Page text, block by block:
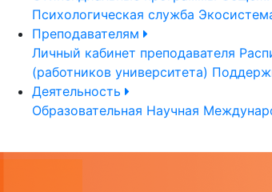
Психологическая служба
Преподавателям
Личный кабинет преподавателя
(работников университета)
Деятельность
Образовательная Научная